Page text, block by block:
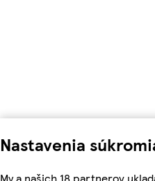
Nastavenia
My a našich 18 partnerov